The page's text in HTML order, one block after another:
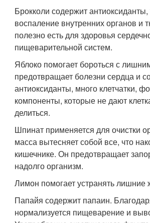
Брокколи содержит
воспаление внутренних органов и
полезно есть для здоровья
пищеварительной систем.
Яблоко помогает бороться с
предотвращает болезни сердца и
антиоксиданты, много клетчатки,
компоненты, которые не дают
делиться.
Шпинат применяется для очистки
масса вытесняет собой все, что
кишечнике. Он предотвращает
надолго организм.
Лимон помогает устранять лишние
Папайя содержит папаин.
нормализуется пищеварение и